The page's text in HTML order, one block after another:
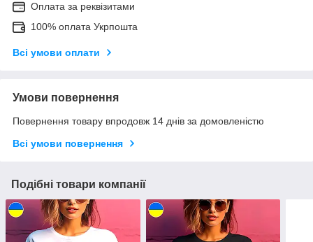
Оплата за реквізитами
100% оплата Укрпошта
Всі умови оплати
Умови повернення
Повернення товару впродовж 14 днів за домовленістю
Всі умови повернення
Подібні товари компанії